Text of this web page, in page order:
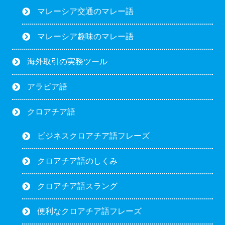
マレーシア交通のマレー語
マレーシア趣味のマレー語
海外取引の実務ツール
アラビア語
クロアチア語
ビジネスクロアチア語フレーズ
クロアチア語のしくみ
クロアチア語スラング
便利なクロアチア語フレーズ